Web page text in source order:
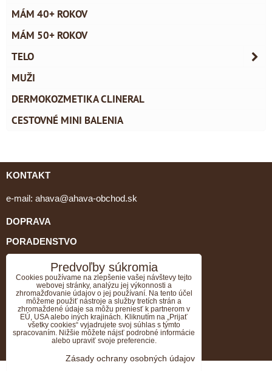
MÁM 40+ ROKOV
MÁM 50+ ROKOV
TELO
MUŽI
DERMOKOZMETIKA CLINERAL
CESTOVNÉ MINI BALENIA
KONTAKT
e-mail: ahava@ahava-obchod.sk
DOPRAVA
PORADENSTVO
tel: 0903 462 064, 034/651 79 05
VZORKY K OBJEDNÁVKE ZADARMO
Doprava ZADARMO k objednávke nad 70EUR.
OBCHODNÉ PODMIENKY
Predvoľby súkromia
Cookies používame na zlepšenie vašej návštevy tejto
webovej stránky, analýzu jej výkonnosti a
zhromažďovanie údajov o jej používaní. Na tento účel
môžeme použiť nástroje a služby tretích strán a
zhromaždené údaje sa môžu preniesť k partnerom v
EÚ, USA alebo iných krajinách. Kliknutím na „Prijať
všetky cookies“ vyjadrujete svoj súhlas s týmto
spracovaním. Nižšie môžete nájsť podrobné informácie
alebo upraviť svoje preferencie.
Zásady ochrany osobných údajov